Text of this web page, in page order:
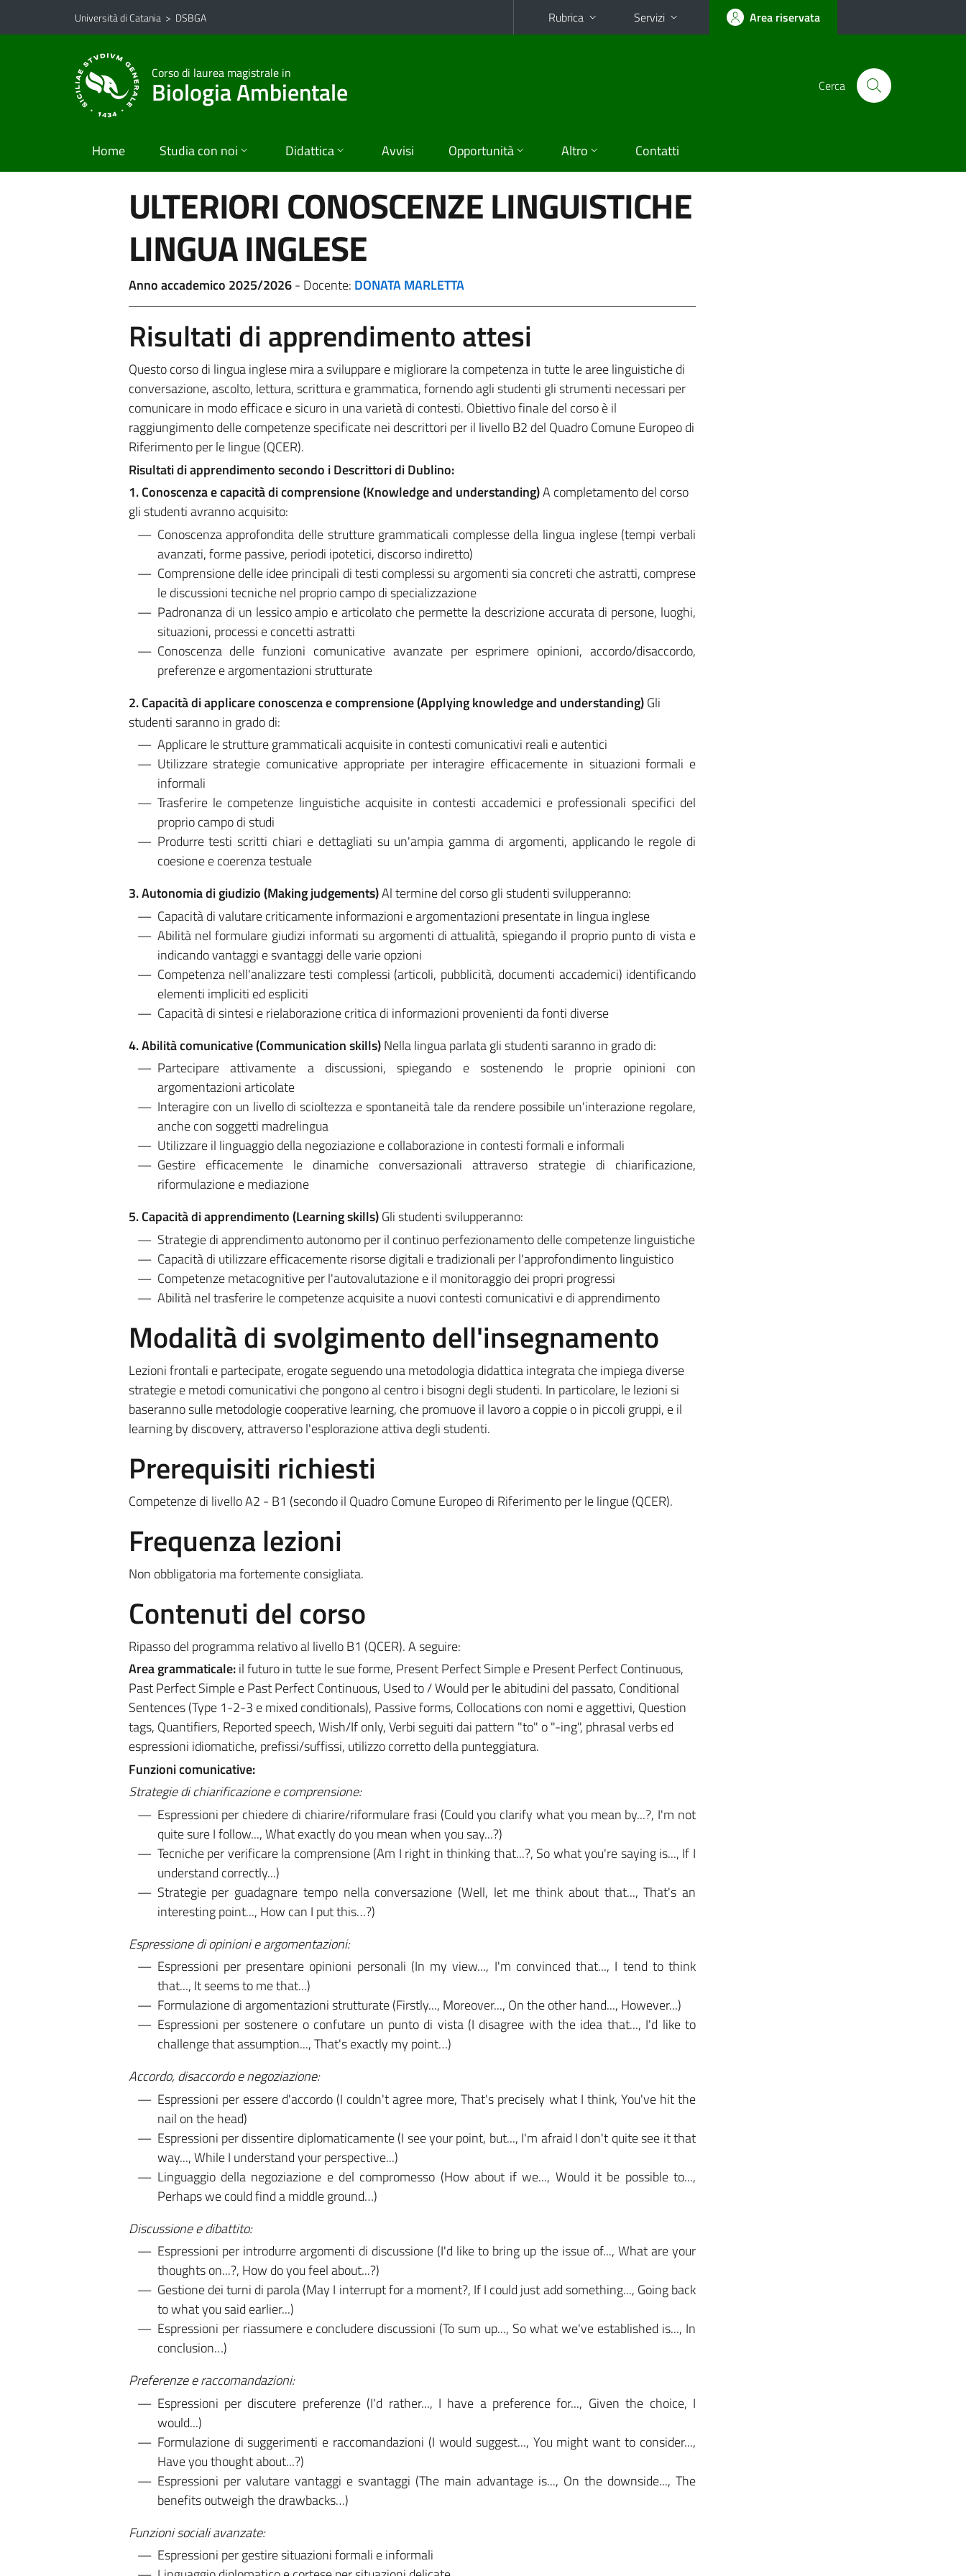
Vai al contenuto principale
Vai al menu di navigazione
Università di Catania > DSBGA Rubrica Servizi Area riservata
Corso di laurea magistrale in
Biologia Ambientale Cerca
Home Studia con noi Didattica Avvisi Opportunità Altro Contatti
ULTERIORI CONOSCENZE LINGUISTICHE
LINGUA INGLESE
Anno accademico 2025/2026- Docente: DONATA MARLETTA
Risultati di apprendimento attesi
Questo corso di lingua inglese mira a sviluppare e migliorare la competenza in tutte le aree linguistiche di
conversazione, ascolto, lettura, scrittura e grammatica, fornendo agli studenti gli strumenti necessari per
comunicare in modo efficace e sicuro in una varietà di contesti. Obiettivo finale del corso è il
raggiungimento delle competenze specificate nei descrittori per il livello B2 del Quadro Comune Europeo di
Riferimento per le lingue (QCER).
Risultati di apprendimento secondo i Descrittori di Dublino:
1. Conoscenza e capacità di comprensione (Knowledge and understanding)A completamento del corso
gli studenti avranno acquisito:
Conoscenza approfondita delle strutture grammaticali complesse della lingua inglese (tempi verbali
avanzati, forme passive, periodi ipotetici, discorso indiretto)
Comprensione delle idee principali di testi complessi su argomenti sia concreti che astratti, comprese
le discussioni tecniche nel proprio campo di specializzazione
Padronanza di un lessico ampio e articolato che permette la descrizione accurata di persone, luoghi,
situazioni, processi e concetti astratti
Conoscenza delle funzioni comunicative avanzate per esprimere opinioni, accordo/disaccordo,
preferenze e argomentazioni strutturate
2. Capacità di applicare conoscenza e comprensione (Applying knowledge and understanding)Gli
studenti saranno in grado di:
Applicare le strutture grammaticali acquisite in contesti comunicativi reali e autentici
Utilizzare strategie comunicative appropriate per interagire efficacemente in situazioni formali e
informali
Trasferire le competenze linguistiche acquisite in contesti accademici e professionali specifici del
proprio campo di studi
Produrre testi scritti chiari e dettagliati su un'ampia gamma di argomenti, applicando le regole di
coesione e coerenza testuale
3. Autonomia di giudizio (Making judgements)Al termine del corso gli studenti svilupperanno:
Capacità di valutare criticamente informazioni e argomentazioni presentate in lingua inglese
Abilità nel formulare giudizi informati su argomenti di attualità, spiegando il proprio punto di vista e
indicando vantaggi e svantaggi delle varie opzioni
Competenza nell'analizzare testi complessi (articoli, pubblicità, documenti accademici) identificando
elementi impliciti ed espliciti
Capacità di sintesi e rielaborazione critica di informazioni provenienti da fonti diverse
4. Abilità comunicative (Communication skills)Nella lingua parlata gli studenti saranno in grado di:
Partecipare attivamente a discussioni, spiegando e sostenendo le proprie opinioni con
argomentazioni articolate
Interagire con un livello di scioltezza e spontaneità tale da rendere possibile un'interazione regolare,
anche con soggetti madrelingua
Utilizzare il linguaggio della negoziazione e collaborazione in contesti formali e informali
Gestire efficacemente le dinamiche conversazionali attraverso strategie di chiarificazione,
riformulazione e mediazione
5. Capacità di apprendimento (Learning skills)Gli studenti svilupperanno:
Strategie di apprendimento autonomo per il continuo perfezionamento delle competenze linguistiche
Capacità di utilizzare efficacemente risorse digitali e tradizionali per l'approfondimento linguistico
Competenze metacognitive per l'autovalutazione e il monitoraggio dei propri progressi
Abilità nel trasferire le competenze acquisite a nuovi contesti comunicativi e di apprendimento
Modalità di svolgimento dell'insegnamento
Lezioni frontali e partecipate, erogate seguendo una metodologia didattica integrata che impiega diverse
strategie e metodi comunicativi che pongono al centro i bisogni degli studenti. In particolare, le lezioni si
baseranno sulle metodologie cooperative learning, che promuove il lavoro a coppie o in piccoli gruppi, e il
learning by discovery, attraverso l'esplorazione attiva degli studenti.
Prerequisiti richiesti
Competenze di livello A2 - B1 (secondo il Quadro Comune Europeo di Riferimento per le lingue (QCER).
Frequenza lezioni
Non obbligatoria ma fortemente consigliata.
Contenuti del corso
Ripasso del programma relativo al livello B1 (QCER). A seguire:
Area grammaticale:il futuro in tutte le sue forme, Present Perfect Simple e Present Perfect Continuous,
Past Perfect Simple e Past Perfect Continuous, Used to / Would per le abitudini del passato, Conditional
Sentences (Type 1-2-3 e mixed conditionals), Passive forms, Collocations con nomi e aggettivi, Question
tags, Quantifiers, Reported speech, Wish/If only, Verbi seguiti dai pattern "to" o "-ing", phrasal verbs ed
espressioni idiomatiche, prefissi/suffissi, utilizzo corretto della punteggiatura.
Funzioni comunicative:
Strategie di chiarificazione e comprensione:
Espressioni per chiedere di chiarire/riformulare frasi (Could you clarify what you mean by...?, I'm not
quite sure I follow..., What exactly do you mean when you say...?)
Tecniche per verificare la comprensione (Am I right in thinking that...?, So what you're saying is..., If I
understand correctly...)
Strategie per guadagnare tempo nella conversazione (Well, let me think about that..., That's an
interesting point..., How can I put this…?)
Espressione di opinioni e argomentazioni:
Espressioni per presentare opinioni personali (In my view..., I'm convinced that..., I tend to think
that..., It seems to me that...)
Formulazione di argomentazioni strutturate (Firstly..., Moreover..., On the other hand..., However...)
Espressioni per sostenere o confutare un punto di vista (I disagree with the idea that..., I'd like to
challenge that assumption..., That's exactly my point…)
Accordo, disaccordo e negoziazione:
Espressioni per essere d'accordo (I couldn't agree more, That's precisely what I think, You've hit the
nail on the head)
Espressioni per dissentire diplomaticamente (I see your point, but..., I'm afraid I don't quite see it that
way..., While I understand your perspective...)
Linguaggio della negoziazione e del compromesso (How about if we..., Would it be possible to...,
Perhaps we could find a middle ground…)
Discussione e dibattito:
Espressioni per introdurre argomenti di discussione (I'd like to bring up the issue of..., What are your
thoughts on...?, How do you feel about...?)
Gestione dei turni di parola (May I interrupt for a moment?, If I could just add something..., Going back
to what you said earlier...)
Espressioni per riassumere e concludere discussioni (To sum up..., So what we've established is..., In
conclusion…)
Preferenze e raccomandazioni:
Espressioni per discutere preferenze (I'd rather..., I have a preference for..., Given the choice, I
would...)
Formulazione di suggerimenti e raccomandazioni (I would suggest..., You might want to consider...,
Have you thought about...?)
Espressioni per valutare vantaggi e svantaggi (The main advantage is..., On the downside..., The
benefits outweigh the drawbacks…)
Funzioni sociali avanzate:
Espressioni per gestire situazioni formali e informali